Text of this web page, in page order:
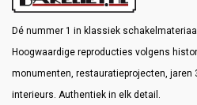
Dé nummer 1 in klassiek
Hoogwaardige reproducties volgens
monumenten, restauratieprojecten, jaren
interieurs. Authentiek in elk detail.